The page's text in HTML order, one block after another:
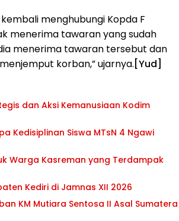
kembali menghubungi Kopda F
menerima tawaran yang sudah
menerima tawaran tersebut dan
korban,” ujarnya. [Yud]
dan Aksi Kemanusiaan Kodim
Kedisiplinan Siswa MTsN 4 Ngawi
Warga Kasreman yang Terdampak
Kediri di Jamnas XII 2026
KM Mutiara Sentosa II Asal Sumatera